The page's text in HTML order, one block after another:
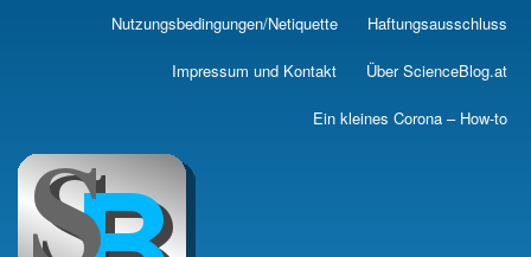
Skip
main
Nutzungsbedingungen/Netiquette Haftungsausschluss
Impressum und Kontakt Über ScienceBlog.at
Ein kleines Corona – How-to